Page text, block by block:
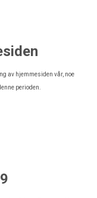
av hjemmesiden vår, noe
perioden.